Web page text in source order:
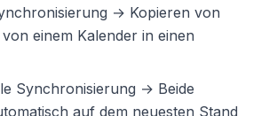
→ Kopieren von
von einem Kalender in einen
Synchronisierung → Beide
auf dem neuesten Stand